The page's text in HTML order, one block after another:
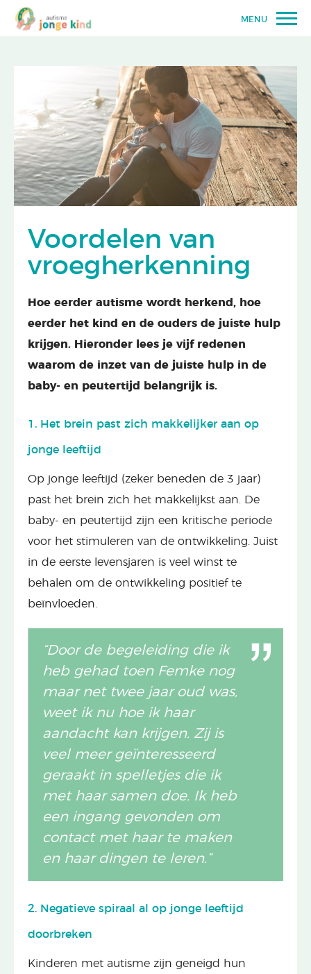
MENU
Voordelen van
vroegherkenning
Hoe eerder autisme wordt herkend, hoe
eerder het kind en de ouders de juiste hulp
krijgen. Hieronder lees je vijf redenen
waarom de inzet van de juiste hulp in de
baby- en peutertijd belangrijk is.
1. Het brein past zich makkelijker aan op
jonge leeftijd
Op jonge leeftijd (zeker beneden de 3 jaar)
past het brein zich het makkelijkst aan. De
baby- en peutertijd zijn een kritische periode
voor het stimuleren van de ontwikkeling. Juist
in de eerste levensjaren is veel winst te
behalen om de ontwikkeling positief te
beïnvloeden.
“Door de begeleiding die ik
heb gehad toen Femke nog
maar net twee jaar oud was,
weet ik nu hoe ik haar
aandacht kan krijgen. Zij is
veel meer geïnteresseerd
geraakt in spelletjes die ik
met haar samen doe. Ik heb
een ingang gevonden om
contact met haar te maken
en haar dingen te leren.”
2. Negatieve spiraal al op jonge leeftijd
doorbreken
Kinderen met autisme zijn geneigd hun